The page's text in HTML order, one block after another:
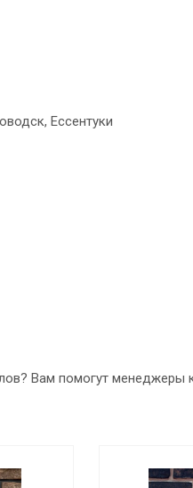
Ессентуки
Вам помогут менеджеры